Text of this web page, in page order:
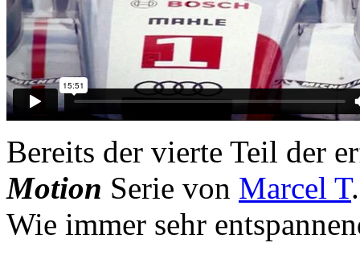
Bereits der vierte Teil der
Motion Serie von Marcel T.
Wie immer sehr